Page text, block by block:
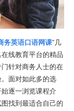
务英语口语网课”几
线教育平台的精品
针对商务人士的在
面对如此多的选
逐一浏览课程介
找到最适合自己的